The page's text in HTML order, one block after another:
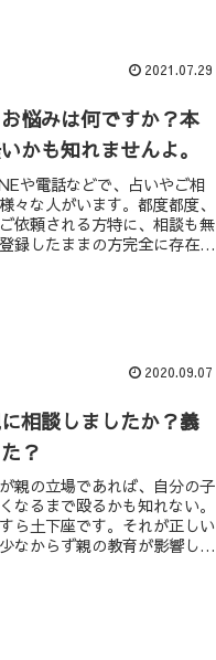
2021.07.29
悩みは何ですか？本
かも知れませんよ。
や電話などで、占いやご相
々な人がいます。都度都度、
依頼される方特に、相談も無
録したままの方完全に存在を
2020.09.07
相談しましたか？義
？
親の立場であれば、自分の子
なるまで殴るかも知れない。
ら土下座です。それが正しい
なからず親の教育が影響して